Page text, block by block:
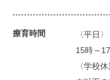
療育時間
〈平日〉
15時～
〈学校休